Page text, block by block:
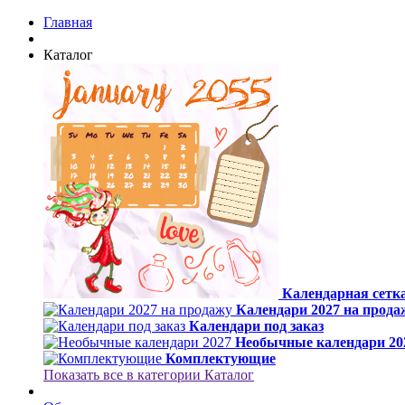
Главная
Каталог
Календарная
Календари 2027 на
Календари под заказ
Необычные календари
Комплектующие
Показать все в категории Каталог